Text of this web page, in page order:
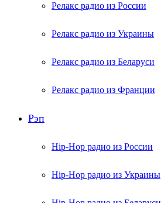
Релакс радио из России
Релакс радио из Украины
Релакс радио из Беларуси
Релакс радио из Франции
Рэп
Hip-Hop радио из России
Hip-Hop радио из Украины